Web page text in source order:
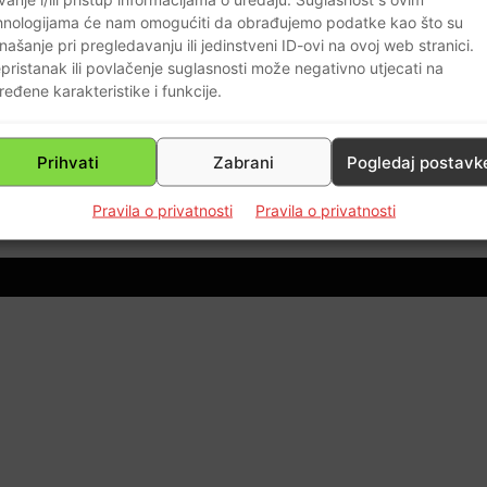
će nam omogućiti da obrađujemo podatke kao što su
pri pregledavanju ili jedinstveni ID-ovi na ovoj web stranici.
ili povlačenje suglasnosti može negativno utjecati na
karakteristike i funkcije.
Prihvati Zabrani Pogledaj
Pravila o privatnosti Pravila o privatnosti
daju ovakvu naslovnicu, to je
najbolja referenca da si na pravom
putu…A brzo će doći trenutak kad
će širitelji mržnje i lažnih vijesti
Braniteljski portal 12.07.2019 0